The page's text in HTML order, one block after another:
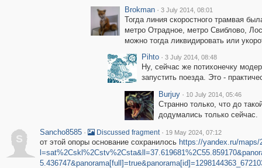
Brokman · 3 July 2014, 08:01
Тогда линия скоростного трамвая
метро Отрадное, метро Свиблово,
можно тогда ликвидировать или
Pihto · 3 July 2014, 08:48
Ну, сейчас же потихонечку
запустить поезда. Это -
Burjuy · 10 July 2014, 05:46
Странно только, что до
додумались только сейчас.
S
Sancho8585 · Discussed fragment · 19 May 2024, 07:12
от этой опоры основание сохранилось https://yandex.ru/maps/